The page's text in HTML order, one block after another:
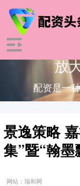
放
配资是一
景逸策略
集”暨“翰
网站：瑞和网